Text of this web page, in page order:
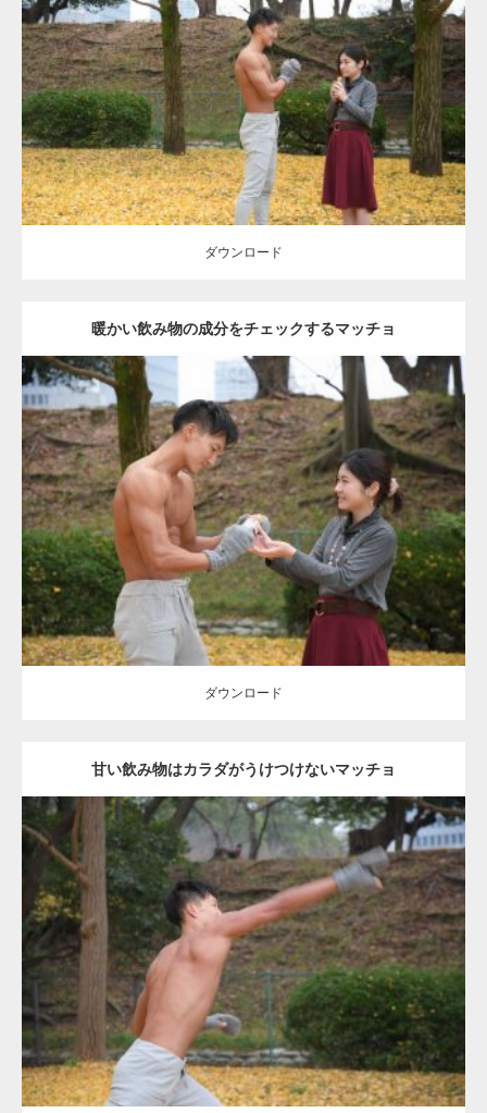
Update: 2021.07.8
Category:公園のマッチョ その他 AKIHITO(細マッチョ) 上腕三頭筋
肩
ダウンロード
ダウンロード
暖かい飲み物の成分をチェックするマッチョ
Update:2021.07.8
Category:公園のマッチョ その他 AKIHITO(細マッチョ) 上腕三頭筋
肩
ダウンロード
ダウンロード
甘い飲み物はカラダがうけつけないマッチョ
Update:2021.07.8
Category: 公園のマッチョ その他 AKIHITO(細マッチョ) 背中
ダウンロード